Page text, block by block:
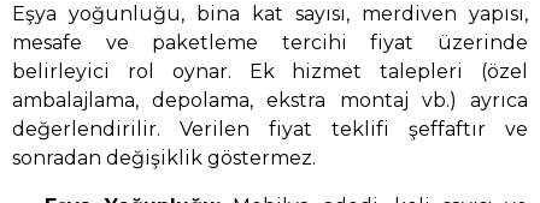
Eşya yoğunluğu, bina kat sayısı, merdiven yapısı,
mesafe ve paketleme tercihi fiyat üzerinde
belirleyici rol oynar. Ek hizmet talepleri (özel
ambalajlama, depolama, ekstra montaj vb.) ayrıca
değerlendirilir. Verilen fiyat teklifi şeffaftır ve
sonradan değişiklik göstermez.